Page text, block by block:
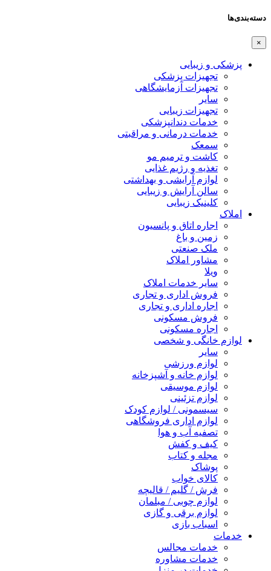
دسته‌بندی‌ها
×
پزشکی و زیبایی
تجهیزات پزشکی
تجهیزات آزمایشگاهی
سایر
تجهیزات زیبایی
خدمات دندانپزشکی
خدمات درمانی و مراقبتی
سمعک
کاشت و ترمیم مو
تغذیه و رژیم غذایی
لوازم آرایشی و بهداشتی
سالن آرایش و زیبایی
کلینیک زیبایی
املاک
اجاره اتاق و پانسیون
زمین و باغ
ملک صنعتی
مشاور املاک
ویلا
سایر خدمات املاک
فروش اداری و تجاری
اجاره اداری و تجاری
فروش مسکونی
اجاره مسکونی
لوازم خانگی و شخصی
سایر
لوازم ورزشی
لوازم خانه و آشپزخانه
لوازم موسیقی
لوازم تزئینی
سیسمونی / لوازم کودک
لوازم اداری فروشگاهی
تصفیه آب و هوا
کیف و کفش
مجله و کتاب
پوشاک
کالای خواب
فرش / گلیم / قالیچه
لوازم چوبی / مبلمان
لوازم برقی و گازی
اسباب بازی
خدمات
خدمات مجالس
خدمات مشاوره